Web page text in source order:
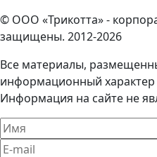
© ООО «Трикотта» -
защищены. 2012-2026
Все материалы,
информационный
Информация на сайте не